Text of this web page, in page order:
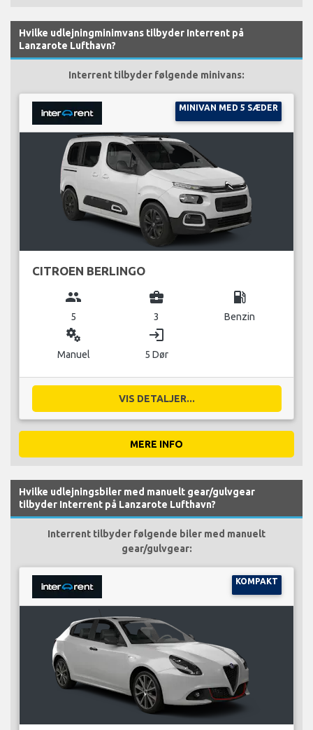
Hvilke udlejningminimvans tilbyder Interrent på
Lanzarote Lufthavn?
Interrent tilbyder følgende minivans:
MINIVAN MED 5 SÆDER
CITROEN BERLINGO
group
5
business_center
3
local_gas_station
Benzin
miscellaneous_services
Manuel
login
5 Dør
VIS DETALJER...
MERE INFO
Hvilke udlejningsbiler med manuelt gear/gulvgear
tilbyder Interrent på Lanzarote Lufthavn?
Interrent tilbyder følgende biler med manuelt
gear/gulvgear:
KOMPAKT